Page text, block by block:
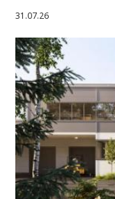
31.07.26